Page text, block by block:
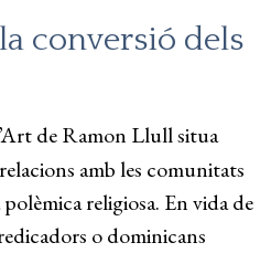
conversió dels
de Ramon Llull situa
amb les comunitats
religiosa. En vida de
o dominicans